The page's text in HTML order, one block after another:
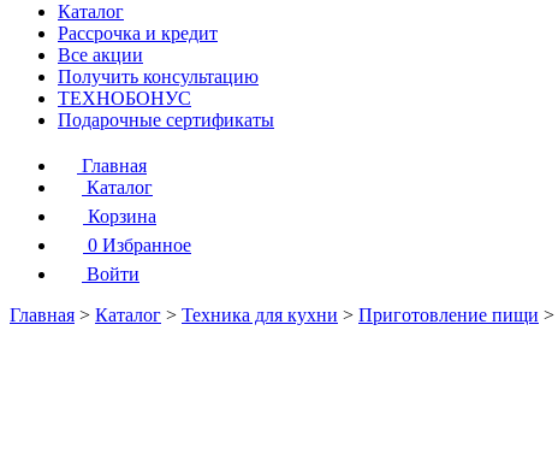
Каталог
Рассрочка и кредит
Все акции
Получить консультацию
ТЕХНОБОНУС
Подарочные сертификаты
Главная
Каталог
Корзина
0 Избранное
Войти
Главная > Каталог > Техника для кухни > Приготовление пищи >